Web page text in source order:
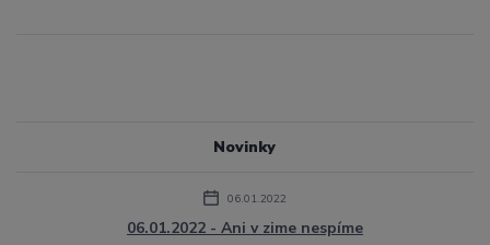
Novinky
06.01.2022
06.01.2022 - Ani v zime nespíme